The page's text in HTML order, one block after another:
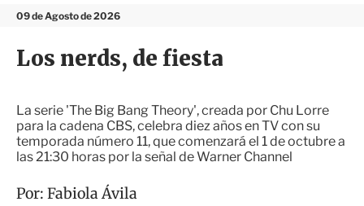
n
09 de Agosto de 2026
i
Los nerds, de fiesta
La serie 'The Big Bang Theory', creada por Chu Lorre
para la cadena CBS, celebra diez años en TV con su
temporada número 11, que comenzará el 1 de octubre a
las 21:30 horas por la señal de Warner Channel
Por: Fabiola Ávila